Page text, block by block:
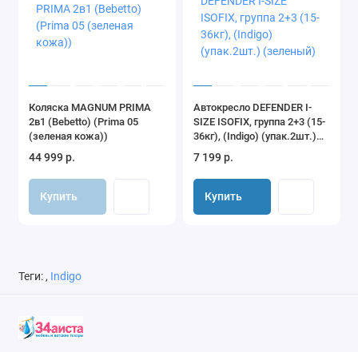
Коляска MAGNUM PRIMA
2в1 (Bebetto) (Prima 05
(зеленая кожа))
44 999 р.
Купить
Автокресло DEFENDER I-
SIZE ISOFIX, группа 2+3 (15-
36кг), (Indigo) (упак.2шт.)
7 199 р.
Купить
Теги:, Indigo